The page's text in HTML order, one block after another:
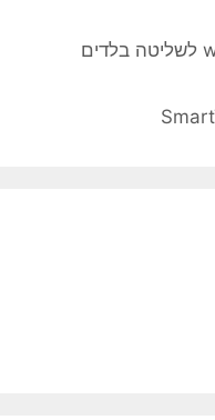
מדריך התקנת ושימוש ב wled לשליטה בלדים